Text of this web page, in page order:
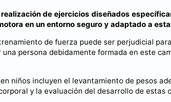
realización de ejercicios diseñados
en un entorno seguro y adaptado a
de fuerza puede ser perjudicial
persona debidamente formada en este
niños incluyen el levantamiento de pesos
y la evaluación del desarrollo de estas